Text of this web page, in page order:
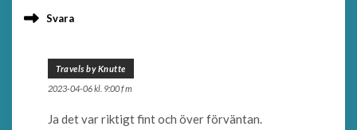
Svara
Travels by Knutte
2023-04-06 kl. 9:00 f m
Ja det var riktigt fint och över förväntan.